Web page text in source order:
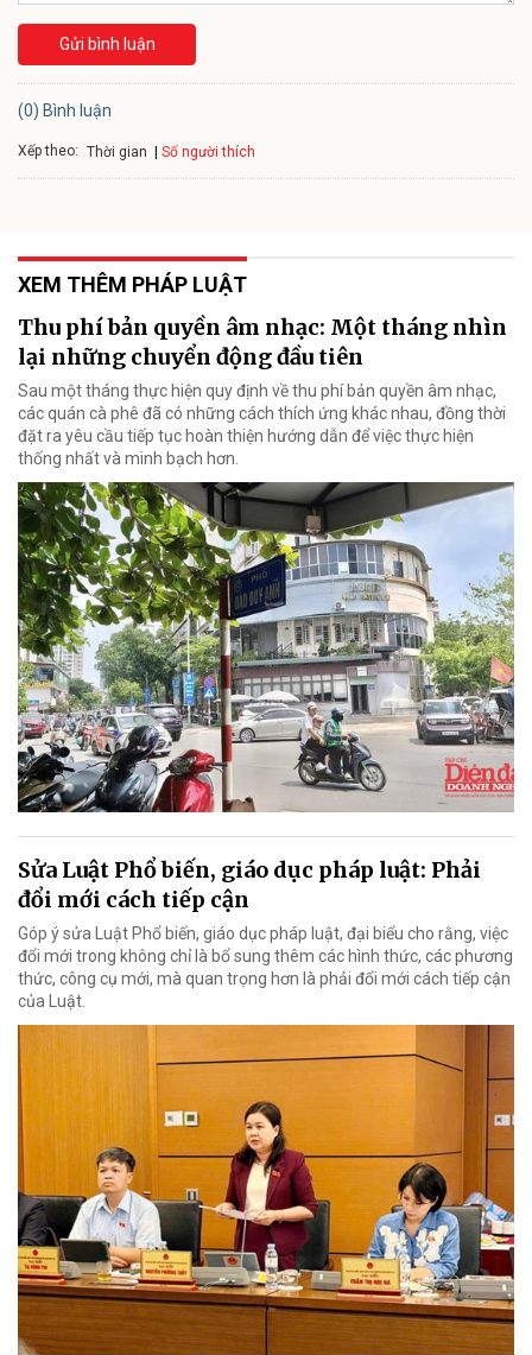
Gửi bình luận
(0) Bình luận
Xếp theo: Thời gian Số người thích
XEM THÊM PHÁP LUẬT
Thu phí bản quyền âm nhạc: Một tháng nhìn
lại những chuyển động đầu tiên
Sau một tháng thực hiện quy định về thu phí bản quyền âm nhạc,
các quán cà phê đã có những cách thích ứng khác nhau, đồng thời
đặt ra yêu cầu tiếp tục hoàn thiện hướng dẫn để việc thực hiện
thống nhất và minh bạch hơn.
Sửa Luật Phổ biến, giáo dục pháp luật: Phải
đổi mới cách tiếp cận
Góp ý sửa Luật Phổ biến, giáo dục pháp luật, đại biểu cho rằng, việc
đổi mới trong không chỉ là bổ sung thêm các hình thức, các phương
thức, công cụ mới, mà quan trọng hơn là phải đổi mới cách tiếp cận
của Luật.